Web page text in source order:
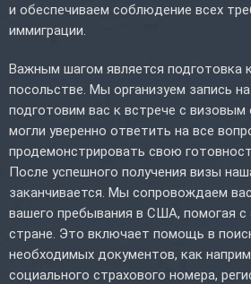
и обеспечиваем соблюдение всех
иммиграции.
Важным шагом является подготовка
посольстве. Мы организуем запись
подготовим вас к встрече с
могли уверенно ответить на все
продемонстрировать свою
После успешного получения визы
заканчивается. Мы сопровождаем
вашего пребывания в США, помогая с
стране. Это включает помощь в
необходимых документов, как
социального страхового номера,